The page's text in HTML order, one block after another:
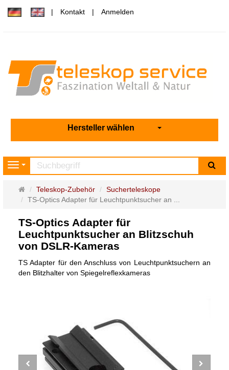
Kontakt Anmelden
Hersteller wählen
Navigation
Startseite
Teleskop-Zubehör
Sucherteleskope
TS-Optics Adapter für Leuchtpunktsucher an ...
TS-Optics Adapter für
Leuchtpunktsucher an Blitzschuh
von DSLR-Kameras
TS Adapter für den Anschluss von Leuchtpunktsuchern an
den Blitzhalter von Spiegelreflexkameras